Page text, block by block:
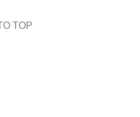
TOP